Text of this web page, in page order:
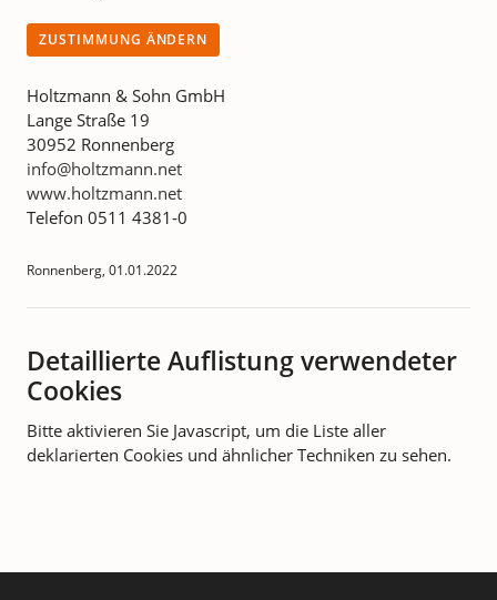
ZUSTIMMUNG ÄNDERN
Holtzmann & Sohn GmbH
Lange Straße 19
30952 Ronnenberg
info@holtzmann.net
www.holtzmann.net
Telefon 0511 4381-0
Ronnenberg, 01.01.2022
Detaillierte Auflistung verwendeter
Cookies
Bitte aktivieren Sie Javascript, um die Liste aller
deklarierten Cookies und ähnlicher Techniken zu sehen.